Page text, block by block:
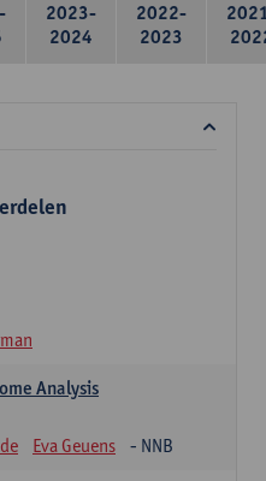
2023-
2024
2022-
2023
Analysis
Eva Geuens - NNB